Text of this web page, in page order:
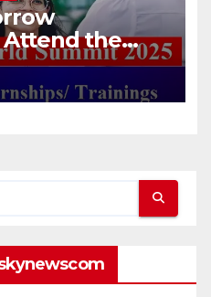
Attend the
Summit
to